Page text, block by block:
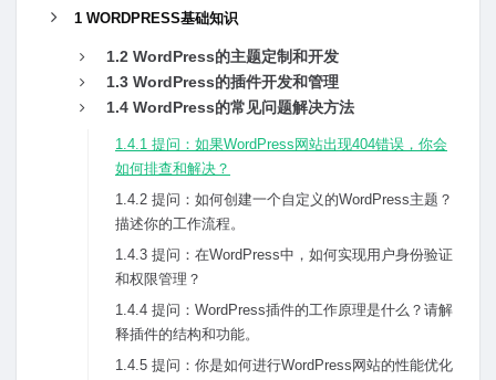
1 WORDPRESS基础知识
1.2 WordPress的主题定制和开发
1.3 WordPress的插件开发和管理
1.4 WordPress的常见问题解决⽅法
1.4.1 提问：如果WordPress⽹站出现404错误，你会
如何排查和解决？
1.4.2 提问：如何创建⼀个⾃定义的WordPress主题？
描述你的⼯作流程。
1.4.3 提问：在WordPress中，如何实现⽤户⾝份验证
和权限管理？
1.4.4 提问：WordPress插件的⼯作原理是什么？请解
释插件的结构和功能。
1.4.5 提问：你是如何进⾏WordPress⽹站的性能优化